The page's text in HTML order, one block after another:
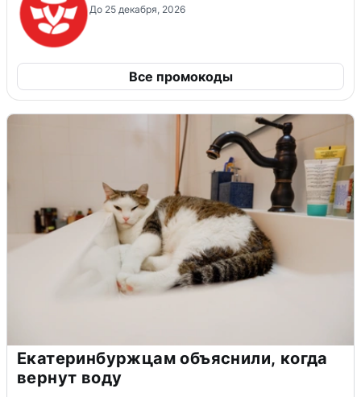
До 25 декабря, 2026
Все промокоды
Екатеринбуржцам объяснили, когда
вернут воду